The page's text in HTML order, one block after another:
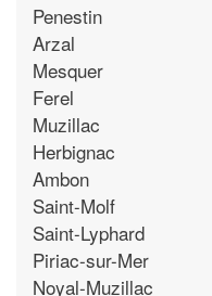
Penestin
Arzal
Mesquer
Ferel
Muzillac
Herbignac
Ambon
Saint-Molf
Saint-Lyphard
Piriac-sur-Mer
Noyal-Muzillac